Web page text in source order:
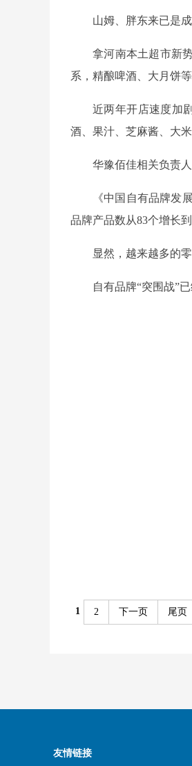
山姆、胖东来已是
拿河南本土超市新
系，精酿啤酒、大月饼
近两年开店速度加
酒、果汁、芝麻酱、大
华豫佰佳相关负责
《中国自有品牌发
品牌产品数从83个增长
显然，越来越多的
自有品牌“突围战”
1 2 下一页 尾页
友情链接